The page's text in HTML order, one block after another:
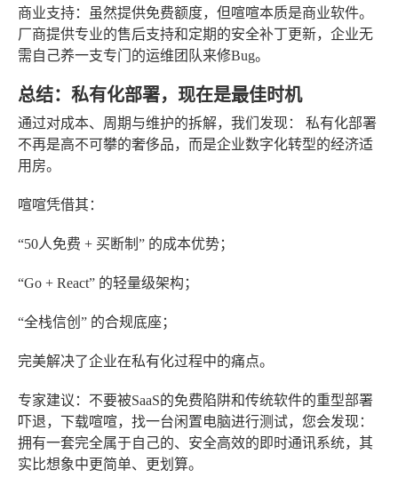
商业支持：虽然提供免费额度，但喧喧本质是商业软件。
厂商提供专业的售后支持和定期的安全补丁更新，企业无
需自己养一支专门的运维团队来修Bug。
总结：私有化部署，现在是最佳时机
通过对成本、周期与维护的拆解，我们发现： 私有化部署
不再是高不可攀的奢侈品，而是企业数字化转型的经济适
用房。
喧喧凭借其：
“50人免费 + 买断制” 的成本优势；
“Go + React” 的轻量级架构；
“全栈信创” 的合规底座；
完美解决了企业在私有化过程中的痛点。
专家建议 ：不要被SaaS的免费陷阱和传统软件的重型部署
吓退，下载喧喧，找一台闲置电脑进行测试，您会发现：
拥有一套完全属于自己的、安全高效的即时通讯系统，其
实比想象中更简单、更划算。